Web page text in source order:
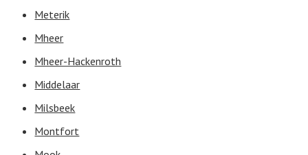
Meterik
Mheer
Mheer-Hackenroth
Middelaar
Milsbeek
Montfort